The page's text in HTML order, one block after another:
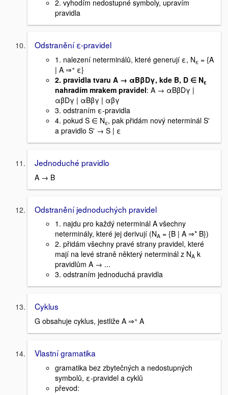
2. vyhodím nedostupné symboly, upravím
pravidla
Odstranění ε-pravidel
1. nalezení neterminálů, které generují ε, Nε = {A
| A ⇒+ ε}
2. pravidla tvaru A → αBβDγ, kde B, D ∈ Nε
nahradím mrakem pravidel: A → αBβDγ |
αβDγ | αBβγ | αβγ
3. odstraním ε-pravidla
4. pokud S ∈ Nε, pak přidám nový neterminál S'
a pravidlo S' → S | ε
Jednoduché pravidlo
A → B
Odstranění jednoduchých pravidel
1. najdu pro každý neterminál A všechny
neterminály, které jej derivují (NA = {B | A ⇒* B})
2. přidám všechny pravé strany pravidel, které
mají na levé straně některý neterminál z NA k
pravidlům A → ...
3. odstraním jednoduchá pravidla
Cyklus
G obsahuje cyklus, jestliže A ⇒+ A
Vlastní gramatika
gramatika bez zbytečných a nedostupných
symbolů, ε-pravidel a cyklů
převod: